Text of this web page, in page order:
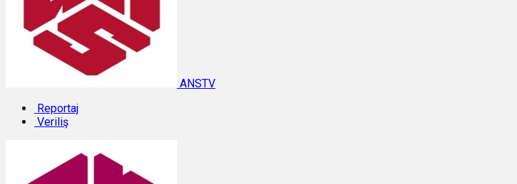
ANSTV
Reportaj
Veriliş